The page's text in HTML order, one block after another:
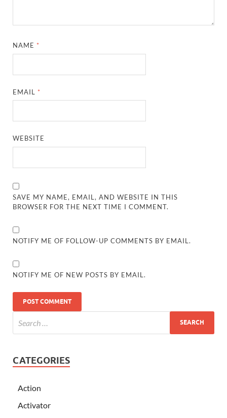
NAME *
EMAIL *
WEBSITE
SAVE MY NAME, EMAIL, AND WEBSITE IN THIS
BROWSER FOR THE NEXT TIME I COMMENT.
NOTIFY ME OF FOLLOW-UP COMMENTS BY EMAIL.
NOTIFY ME OF NEW POSTS BY EMAIL.
CATEGORIES
Action
Activator